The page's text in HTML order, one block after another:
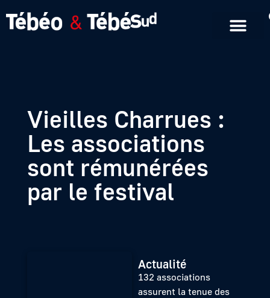
Vieilles Charrues :
Les associations
sont rémunérées
par le festival
Actualité
132 associations
assurent la tenue des